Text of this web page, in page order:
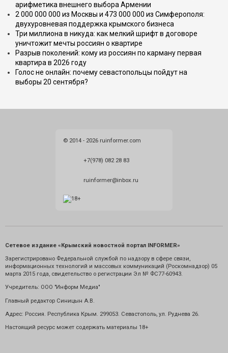
арифметика внешнего выбора Армении
2 000 000 000 из Москвы и 473 000 000 из Симферополя:
двухуровневая поддержка крымского бизнеса
Три миллиона в никуда: как мелкий шрифт в договоре
уничтожит мечты россиян о квартире
Разрыв поколений: кому из россиян по карману первая
квартира в 2026 году
Голос не онлайн: почему севастопольцы пойдут на
выборы 20 сентября?
© 2014 - 2026 ruinformer.com
+7(978) 082 28 83
ruinformer@inbox.ru
Сетевое издание «Крымский новостной портал INFORMER»
Зарегистрировано Федеральной службой по надзору в сфере связи,
информационных технологий и массовых коммуникаций (Роскомнадзор) 05
марта 2015 года, свидетельство о регистрации Эл № ФС77-60943.
Учредитель: ООО "Информ Медиа"
Главный редактор Синицын А.В.
Адрес: Россия. Республика Крым. 299053. Севастополь, ул. Руднева 26.
Настоящий ресурс может содержать материалы 18+